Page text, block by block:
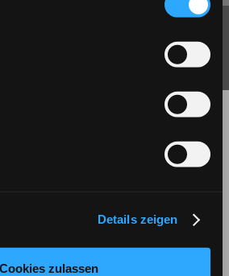
Details zeigen
Cookies zulassen
des Vereins Freundschaft zwischen